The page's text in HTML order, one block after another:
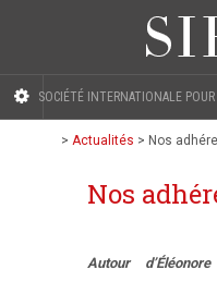
SOCIÉTÉ INTERNATIONALE
> Actualités > Nos
Nos
Autour